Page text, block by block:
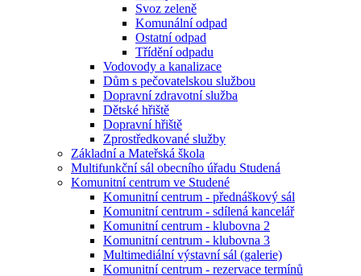
Svoz zeleně
Komunální odpad
Ostatní odpad
Třídění odpadu
Vodovody a kanalizace
Dům s pečovatelskou službou
Dopravní zdravotní služba
Dětské hřiště
Dopravní hřiště
Zprostředkované služby
Základní a Mateřská škola
Multifunkční sál obecního úřadu Studená
Komunitní centrum ve Studené
Komunitní centrum - přednáškový sál
Komunitní centrum - sdílená kancelář
Komunitní centrum - klubovna 2
Komunitní centrum - klubovna 3
Multimediální výstavní sál (galerie)
Komunitní centrum - rezervace termínů